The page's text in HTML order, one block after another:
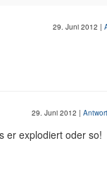
29. Juni 2012 |
29. Juni 2012 |
er explodiert oder so!